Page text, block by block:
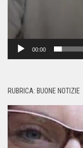
00:00
RUBRICA: BUONE NOTIZIE